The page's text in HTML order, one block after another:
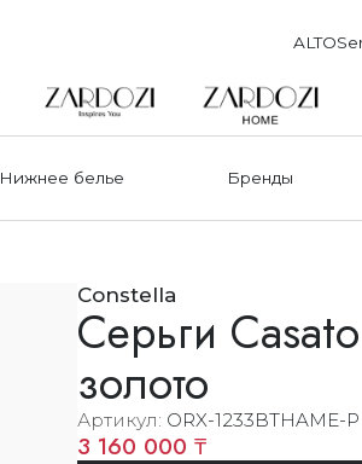
ALTO
Нижнее белье Бренды
Constella
Серьги
золото
Артикул ORX-1233BTHAME-P
3 160 000 ₸